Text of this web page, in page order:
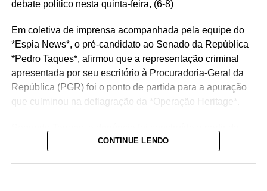
debate político nesta quinta-feira, (6-8)
Em coletiva de imprensa acompanhada pela equipe do
*Espia News*, o pré-candidato ao Senado da República
*Pedro Taques*, afirmou que a representação criminal
apresentada por seu escritório à Procuradoria-Geral da
República (PGR) foi o ponto de partida para a apuração
que culminou na deflagração da *Operação Heritage*.
análise de documentos que, na avaliação dele, apontam
CONTINUE LENDO